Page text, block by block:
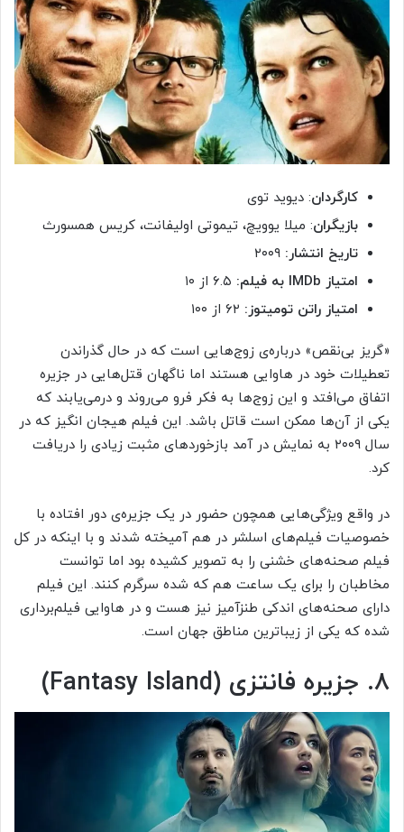
کارگردان: دیوید توی
بازیگران: میلا یوویچ، تیموتی اولیفانت، کریس همسورث
تاریخ انتشار:
امتیاز IMDb به فیلم:
امتیاز راتن تومیتوز:
«گریز بی‌نقص» درباره‌ی زوج‌هایی است که در حال گذراندن
تعطیلات خود در هاوایی هستند اما ناگهان قتل‌هایی در جزیره
اتفاق می‌افتد و این زوج‌ها به فکر فرو می‌روند و درمی‌یابند که
یکی از آن‌ها ممکن است قاتل باشد. این فیلم هیجان انگیز که در
سال ۲۰۰۹ به نمایش در آمد بازخوردهای مثبت زیادی را دریافت
کرد.
در واقع ویژگی‌هایی همچون حضور در یک جزیره‌ی دور افتاده با
خصوصیات فیلم‌های اسلشر در هم آمیخته شدند و با اینکه در کل
فیلم صحنه‌های خشنی را به تصویر کشیده بود اما توانست
مخاطبان را برای یک ساعت هم که شده سرگرم کنند. این فیلم
دارای صحنه‌های اندکی طنزآمیز نیز هست و در هاوایی فیلم‌برداری
شده که یکی از زیباترین مناطق جهان است.
۸. جزیره فانتزی (Fantasy Island)